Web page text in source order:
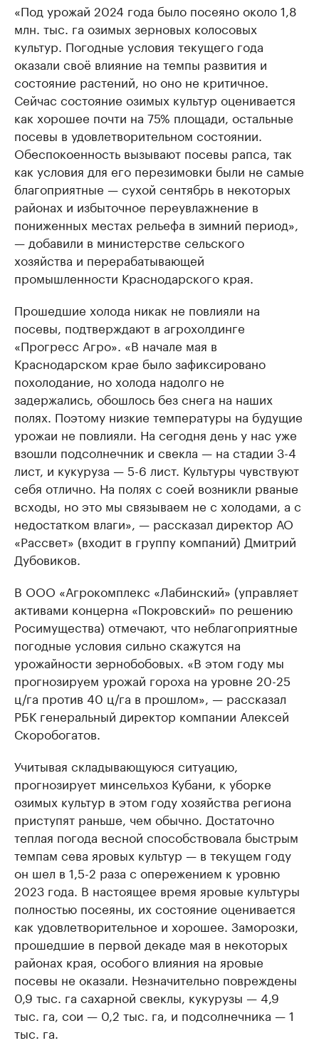
«Под урожай 2024 года было посеяно около 1,8
млн. тыс. га озимых зерновых колосовых
культур. Погодные условия текущего года
оказали своё влияние на темпы развития и
состояние растений, но оно не критичное.
Сейчас состояние озимых культур оценивается
как хорошее почти на 75% площади, остальные
посевы в удовлетворительном состоянии.
Обеспокоенность вызывают посевы рапса, так
как условия для его перезимовки были не самые
благоприятные — сухой сентябрь в некоторых
районах и избыточное переувлажнение в
пониженных местах рельефа в зимний период»,
— добавили в министерстве сельского
хозяйства и перерабатывающей
промышленности Краснодарского края.
Прошедшие холода никак не повлияли на
посевы, подтверждают в агрохолдинге
«Прогресс Агро». «В начале мая в
Краснодарском крае было зафиксировано
похолодание, но холода надолго не
задержались, обошлось без снега на наших
полях. Поэтому низкие температуры на будущие
урожаи не повлияли. На сегодня день у нас уже
взошли подсолнечник и свекла — на стадии 3-4
лист, и кукуруза — 5-6 лист. Культуры чувствуют
себя отлично. На полях с соей возникли рваные
всходы, но это мы связываем не с холодами, а с
недостатком влаги», — рассказал директор АО
«Рассвет» (входит в группу компаний) Дмитрий
Дубовиков.
В ООО «Агрокомплекс «Лабинский» (управляет
активами концерна «Покровский» по решению
Росимущества) отмечают, что неблагоприятные
погодные условия сильно скажутся на
урожайности зернобобовых. «В этом году мы
прогнозируем урожай гороха на уровне 20-25
ц/га против 40 ц/га в прошлом», — рассказал
РБК генеральный директор компании Алексей
Скоробогатов.
Учитывая складывающуюся ситуацию,
прогнозирует минсельхоз Кубани, к уборке
озимых культур в этом году хозяйства региона
приступят раньше, чем обычно. Достаточно
теплая погода весной способствовала быстрым
темпам сева яровых культур — в текущем году
он шел в 1,5-2 раза с опережением к уровню
2023 года. В настоящее время яровые культуры
полностью посеяны, их состояние оценивается
как удовлетворительное и хорошее. Заморозки,
прошедшие в первой декаде мая в некоторых
районах края, особого влияния на яровые
посевы не оказали. Незначительно повреждены
0,9 тыс. га сахарной свеклы, кукурузы — 4,9
тыс. га, сои — 0,2 тыс. га, и подсолнечника — 1
тыс. га.